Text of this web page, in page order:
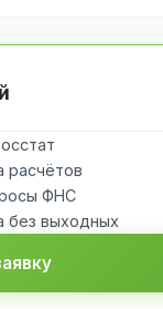
расчётов
ФНС
без выходных